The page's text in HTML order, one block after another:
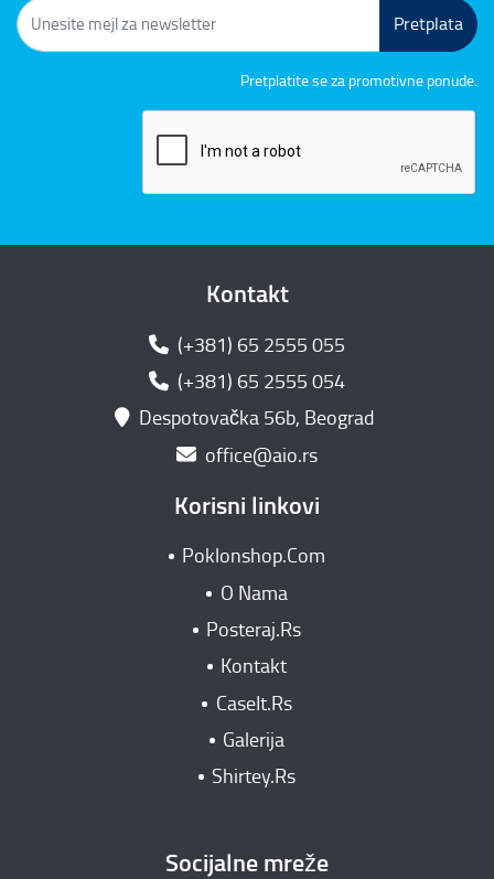
Pretplata
Pretplatite se za promotivne ponude.
Kontakt
(+381) 65 2555 055
(+381) 65 2555 054
Despotovačka 56b, Beograd
office@aio.rs
Korisni linkovi
Poklonshop.Com
O Nama
Posteraj.Rs
Kontakt
CaseIt.Rs
Galerija
Shirtey.Rs
Socijalne mreže